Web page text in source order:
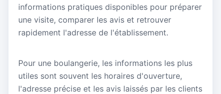
informations pratiques disponibles pour préparer
une visite, comparer les avis et retrouver
rapidement l'adresse de l'établissement.
Pour une boulangerie, les informations les plus
utiles sont souvent les horaires d'ouverture,
l'adresse précise et les avis laissés par les clients